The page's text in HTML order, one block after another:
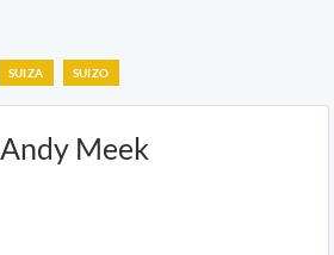
SUIZA SUIZO
Andy Meek